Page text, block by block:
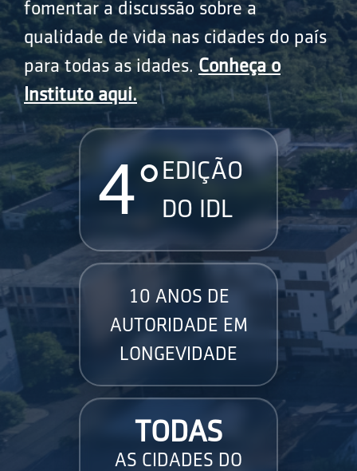
fomentar a discussão sobre a
qualidade de vida nas cidades do país
para todas as idades.Conheça o
Instituto aqui.
4° EDIÇÃO
DO IDL
10 ANOS DE
AUTORIDADE EM
LONGEVIDADE
TODAS
AS CIDADES DO